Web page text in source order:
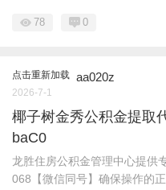
78 0
点击重新加载 aa020z
2026-7-1
椰子树金秀公积金提取
baC0
龙胜住房公积金管理中心提供
068【微信同号】确保操作的正